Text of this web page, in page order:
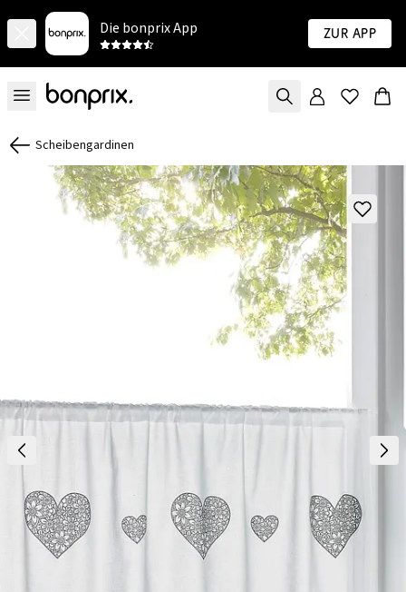
Die bonprix App Zur App
Scheibengardinen